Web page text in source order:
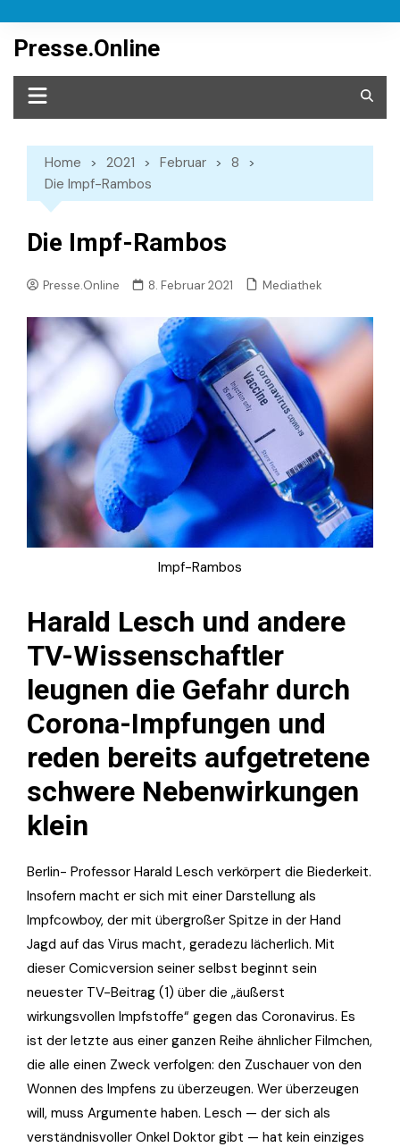
content
Presse.Online
Home 2021 Februar
8
Die Impf-Rambos
Die Impf-Rambos
Presse.Online 8. Februar 2021 Mediathek
Impf-Rambos
Harald Lesch und andere
TV-Wissenschaftler
leugnen die Gefahr durch
Corona-Impfungen und
reden bereits aufgetretene
schwere Nebenwirkungen
klein
Berlin- Professor Harald Lesch verkörpert die Biederkeit.
Insofern macht er sich mit einer Darstellung als
Impfcowboy, der mit übergroßer Spitze in der Hand
Jagd auf das Virus macht, geradezu lächerlich. Mit
dieser Comicversion seiner selbst beginnt sein
neuester TV-Beitrag (1) über die „äußerst
wirkungsvollen Impfstoffe“ gegen das Coronavirus. Es
ist der letzte aus einer ganzen Reihe ähnlicher Filmchen,
die alle einen Zweck verfolgen: den Zuschauer von den
Wonnen des Impfens zu überzeugen. Wer überzeugen
will, muss Argumente haben. Lesch — der sich als
verständnisvoller Onkel Doktor gibt — hat kein einziges